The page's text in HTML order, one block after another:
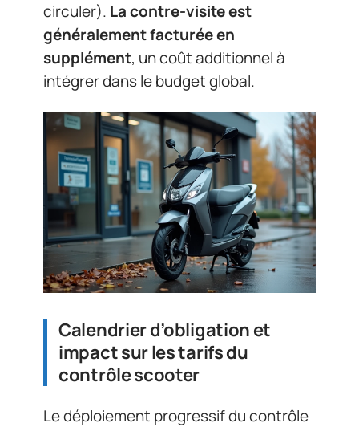
circuler). La contre-visite est
généralement facturée en
supplément, un coût additionnel à
intégrer dans le budget global.
Calendrier d’obligation et
impact sur les tarifs du
contrôle scooter
Le déploiement progressif du contrôle